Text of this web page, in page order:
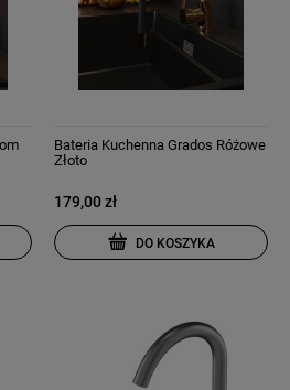
Bateria Kuchenna Grados Różowe
Złoto
179,00 zł
DO KOSZYKA